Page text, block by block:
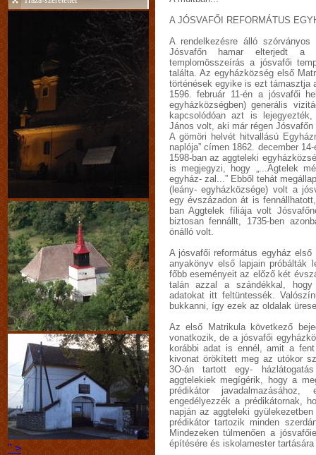
" >
A JÓSVAFŐI REFORMÁTUS
A rendelkezésre álló
Jósvafőn hamar elterjedt a
templomösszeírás a jósvafői
találta. Az egyházközség első
történések egyike is ezt támasztja
1596. február 11-én a jósvafői
egyházközségben) generális
kapcsolódóan azt is
János volt, aki már régen Jósvafőn
A gömöri helvét hitvallású
naplója” címen 1862. december
1598-ban az aggteleki
is megjegyzi, hogy „...Agtelek
egyház- zal...” Ebből tehát
(leány- egyházközsége) volt a
egy évszázadon át is
ban Aggtelek fíliája volt
biztosan fennállt, 1735-ben
önálló volt.
A jósvafői református egyház
anyakönyv első lapjain próbálták
főbb eseményeit az előző két
talán azzal a szándékkal,
adatokat itt feltüntessék.
bukkanni, így ezek az oldalak
Az első Matrikula következő
vonatkozik, de a jósvafői
korábbi adat is ennél, amit a
kivonat örökített meg az utókor
3O-án tartott egy-
aggtelekiek megígérik, hogy a
prédikátor
engedélyezzék a prédikátornak,
napján az aggteleki
prédikátor tartozik minden
Mindezeken túlmenően a
építésére és iskolamester